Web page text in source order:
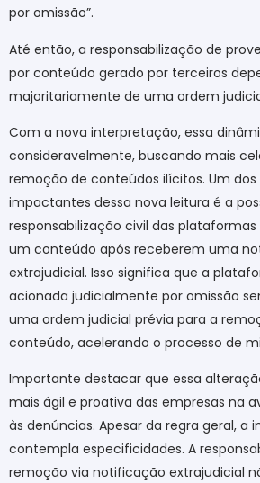
por omissão”.
Até então, a responsabilização de
por conteúdo gerado por terceiros
majoritariamente de uma ordem
Com a nova interpretação, essa
consideravelmente, buscando mais
remoção de conteúdos ilícitos. Um
impactantes dessa nova leitura é a
responsabilização civil das
um conteúdo após receberem uma
extrajudicial. Isso significa que a
acionada judicialmente por omissão
uma ordem judicial prévia para a
conteúdo, acelerando o processo de
Importante destacar que essa
mais ágil e proativa das empresas na
às denúncias. Apesar da regra geral, a
contempla especificidades. A
remoção via notificação extrajudicial